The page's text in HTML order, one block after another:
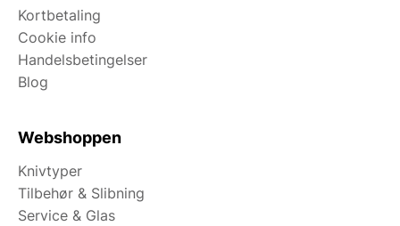
Kortbetaling
Cookie info
Handelsbetingelser
Blog
Webshoppen
Knivtyper
Tilbehør & Slibning
Service & Glas